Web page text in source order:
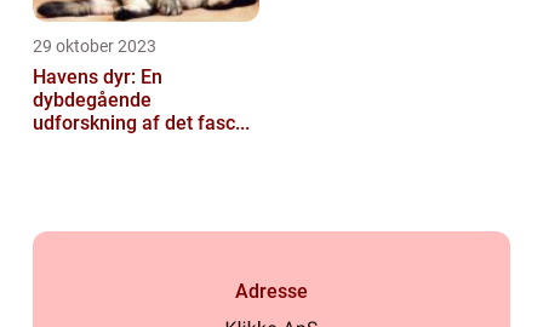
29 oktober 2023
Havens dyr: En
dybdegående
udforskning af det fasc...
Adresse